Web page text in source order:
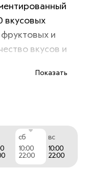
вкусовых
и
вкусов и
эффект,
напитков и
стакане.
Показать
сб
10:00
22:00
вс
10:00
22:00